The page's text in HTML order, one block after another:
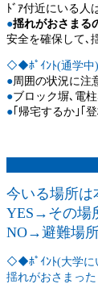
ﾄﾞｱ付近にいる人
●揺れがおさまる
安全を確保して､
◇◆ﾎﾟｲﾝﾄ(通学中)
●周囲の状況に注
●ブロック塀､電
● ｢帰宅するか｣｢
今いる場所は
YES→その場
NO→避難場
◇◆ﾎﾟｲﾝﾄ(大学に
揺れがおさまった